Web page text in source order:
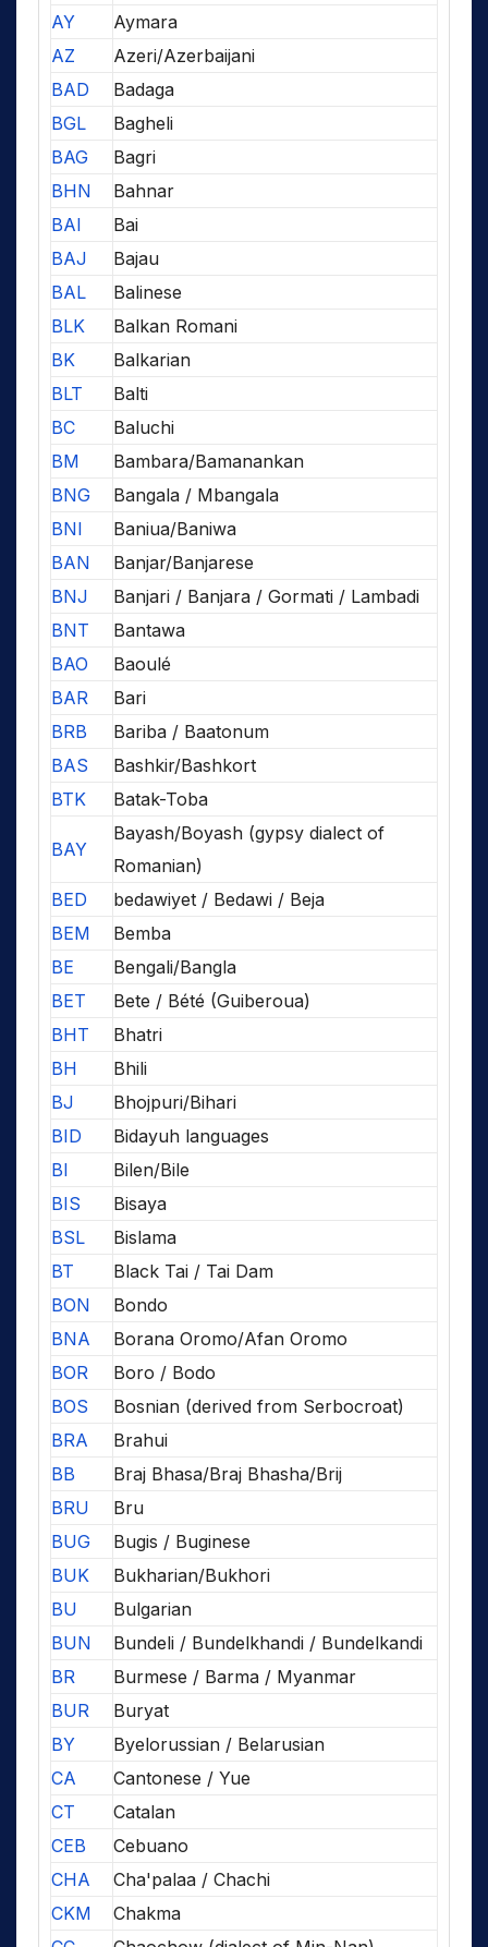
AY
Aymara
AZ
Azeri/Azerbaijani
BAD
Badaga
BGL
Bagheli
BAG
Bagri
BHN
Bahnar
BAI
Bai
BAJ
Bajau
BAL
Balinese
BLK
Balkan Romani
BK
Balkarian
BLT
Balti
BC
Baluchi
BM
Bambara/Bamanankan
BNG
Bangala / Mbangala
BNI
Baniua/Baniwa
BAN
Banjar/Banjarese
BNJ
Banjari / Banjara / Gormati / Lambadi
BNT
Bantawa
BAO
Baoulé
BAR
Bari
BRB
Bariba / Baatonum
BAS
Bashkir/Bashkort
BTK
Batak-Toba
BAY
Bayash/Boyash (gypsy dialect of
Romanian)
BED
bedawiyet / Bedawi / Beja
BEM
Bemba
BE
Bengali/Bangla
BET
Bete / Bété (Guiberoua)
BHT
Bhatri
BH
Bhili
BJ
Bhojpuri/Bihari
BID
Bidayuh languages
BI
Bilen/Bile
BIS
Bisaya
BSL
Bislama
BT
Black Tai / Tai Dam
BON
Bondo
BNA
Borana Oromo/Afan Oromo
BOR
Boro / Bodo
BOS
Bosnian (derived from Serbocroat)
BRA
Brahui
BB
Braj Bhasa/Braj Bhasha/Brij
BRU
Bru
BUG
Bugis / Buginese
BUK
Bukharian/Bukhori
BU
Bulgarian
BUN
Bundeli / Bundelkhandi / Bundelkandi
BR
Burmese / Barma / Myanmar
BUR
Buryat
BY
Byelorussian / Belarusian
CA
Cantonese / Yue
CT
Catalan
CEB
Cebuano
CHA
Cha'palaa / Chachi
CKM
Chakma